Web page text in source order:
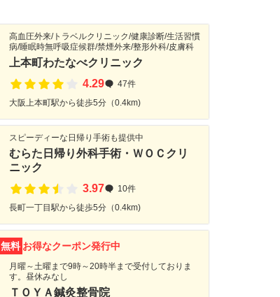
高血圧外来/トラベルクリニック/健康診断/生活習慣
病/睡眠時無呼吸症候群/禁煙外来/整形外科/皮膚科
上本町わたなべクリニック
4.29
47件
大阪上本町駅から徒歩5分（0.4km)
スピーディーな日帰り手術も提供中
むらた日帰り外科手術・ＷＯＣクリ
ニック
3.97
10件
長町一丁目駅から徒歩5分（0.4km)
無料 お得なクーポン発行中
月曜～土曜まで9時～20時半まで受付しておりま
す。昼休みなし
ＴＯＹＡ鍼灸整骨院